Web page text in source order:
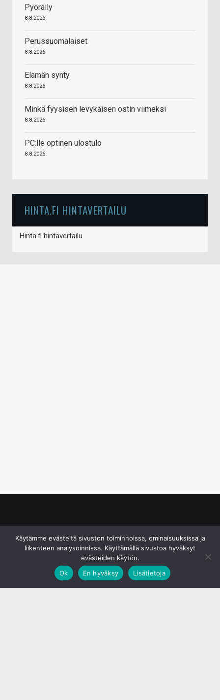
Pyöräily
8.8.2026
Perussuomalaiset
8.8.2026
Elämän synty
8.8.2026
Minkä fyysisen levykäisen ostin viimeksi
8.8.2026
PC:lle optinen ulostulo
8.8.2026
HINTA.FI HINTAVERTAILU
Hinta.fi hintavertailu
Käytämme evästeitä sivuston toiminnoissa, ominaisuuksissa ja
liikenteen analysoinnissa. Käyttämällä sivustoa hyväksyt
evästeiden käytön.
Ok
En hyväksy Lisätietoja